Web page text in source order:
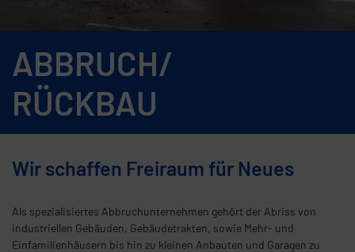
ABBRUCH/
RÜCKBAU
Wir schaffen Freiraum für Neues
Als spezialisiertes Abbruchunternehmen gehört der Abriss von
industriellen Gebäuden, Gebäudetrakten, sowie Mehr- und
Einfamilienhäusern bis hin zu kleinen Anbauten und Garagen zu